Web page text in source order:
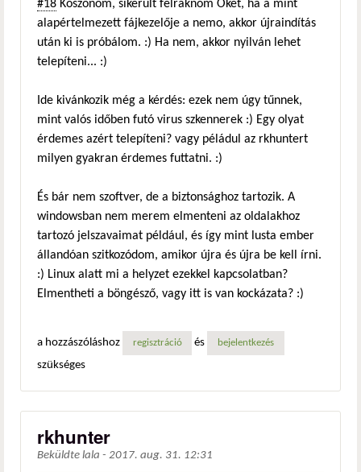
#18 Köszönöm, sikerült felraknom Őket, ha a mint
alapértelmezett fájkezelője a nemo, akkor újraindítás
után ki is próbálom. :) Ha nem, akkor nyilván lehet
telepíteni... :)
Ide kivánkozik még a kérdés: ezek nem úgy tűnnek,
mint valós időben futó virus szkennerek :) Egy olyat
érdemes azért telepíteni? vagy péládul az rkhuntert
milyen gyakran érdemes futtatni. :)
És bár nem szoftver, de a biztonsághoz tartozik. A
windowsban nem merem elmenteni az oldalakhoz
tartozó jelszavaimat például, és így mint lusta ember
állandóan szitkozódom, amikor újra és újra be kell írni.
:) Linux alatt mi a helyzet ezekkel kapcsolatban?
Elmentheti a böngésző, vagy itt is van kockázata? :)
a hozzászóláshoz regisztráció és bejelentkezés
szükséges
rkhunter
Beküldte lala - 2017. aug. 31. 12:31